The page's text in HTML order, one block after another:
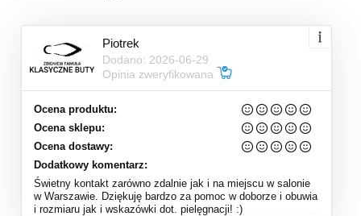
Piotrek
Dodano: 2026-06-29
Opinia zweryfikowana
Ocena produktu:
Ocena sklepu:
Ocena dostawy:
Dodatkowy komentarz:
Świetny kontakt zarówno zdalnie jak i na miejscu w salonie
w Warszawie. Dziękuję bardzo za pomoc w doborze i obuwia
i rozmiaru jak i wskazówki dot. pielęgnacji! :)